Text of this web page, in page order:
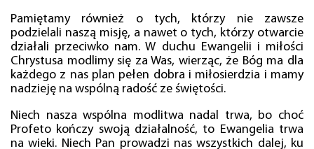
Pamiętamy również o tych, którzy nie zawsze
podzielali naszą misję, a nawet o tych, którzy otwarcie
działali przeciwko nam. W duchu Ewangelii i miłości
Chrystusa modlimy się za Was, wierząc, że Bóg ma dla
każdego z nas plan pełen dobra i miłosierdzia i mamy
nadzieję na wspólną radość ze świętości.
Niech nasza wspólna modlitwa nadal trwa, bo choć
Profeto kończy swoją działalność, to Ewangelia trwa
na wieki. Niech Pan prowadzi nas wszystkich dalej, ku